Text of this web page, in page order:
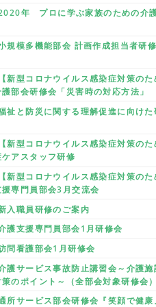
年 プロに学ぶ家族のための介
模多機能部会 計画作成担当者研
型コロナウイルス感染症対策のた
部会研修会「災害時の対応方法」
と防災に関する理解促進に向けた
型コロナウイルス感染症対策のた
アスタッフ研修
型コロナウイルス感染症対策のた
専門員部会3月交流会
職員研修のご案内
支援専門員部会1月研修会
看護部会1月研修会
サービス事故防止講習会～介護施
のポイント～（全部会対象研修会
サービス部会研修会『笑顔で健康